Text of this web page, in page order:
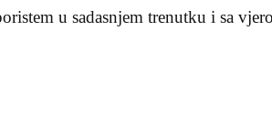
u sadasnjem trenutku i sa